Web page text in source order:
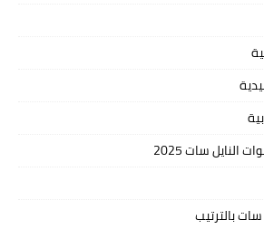
النايل سات 2025
بالترتيب